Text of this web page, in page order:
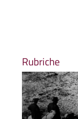
Rubriche